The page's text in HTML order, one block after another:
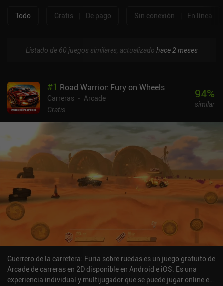
Todo Gratis De pago Sin conexión En línea
Listado de 60 juegos similares, actualizado hace 2 meses
#1 Road Warrior: Fury on Wheels
Carreras
Arcade
Gratis
94%
similar
Guerrero de la carretera: Furia sobre ruedas es un juego gratuito de
Arcade de carreras en 2D disponible en Android e iOS. Es una
experiencia individual y multijugador que se puede jugar online en